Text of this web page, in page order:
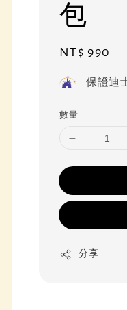
包
Regular
price
NT$ 990
保證迪
數量
分享